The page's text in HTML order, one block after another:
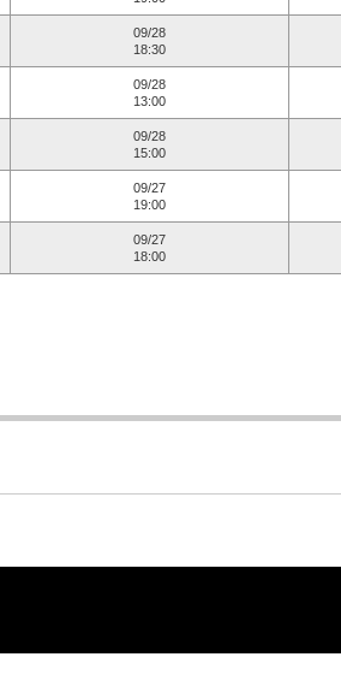
09/28
18:30
09/28
13:00
09/28
15:00
09/27
19:00
09/27
18:00